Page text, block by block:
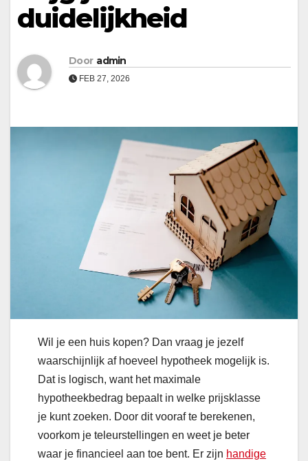
duidelijkheid
Door admin
FEB 27, 2026
Wil je een huis kopen? Dan vraag je jezelf
waarschijnlijk af hoeveel hypotheek mogelijk is.
Dat is logisch, want het maximale
hypotheekbedrag bepaalt in welke prijsklasse
je kunt zoeken. Door dit vooraf te berekenen,
voorkom je teleurstellingen en weet je beter
waar je financieel aan toe bent. Er zijn handige